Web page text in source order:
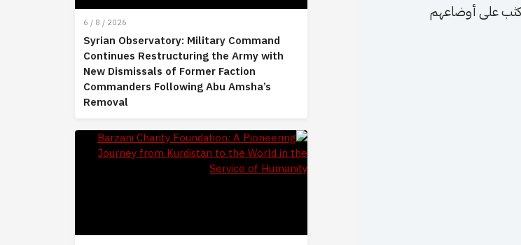
كثب على أوضاعهم
6 / 8 / 2026
Syrian Observatory: Military Command
Continues Restructuring the Army with
New Dismissals of Former Faction
Commanders Following Abu Amsha’s
Removal